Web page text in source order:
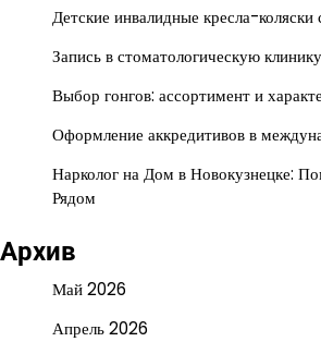
Детские инвалидные кресла-
Запись в стоматологическую клинику
Выбор гонгов: ассортимент и
Оформление аккредитивов в
Нарколог на Дом в Новокузнецке:
Рядом
Архив
Май 2026
Апрель 2026